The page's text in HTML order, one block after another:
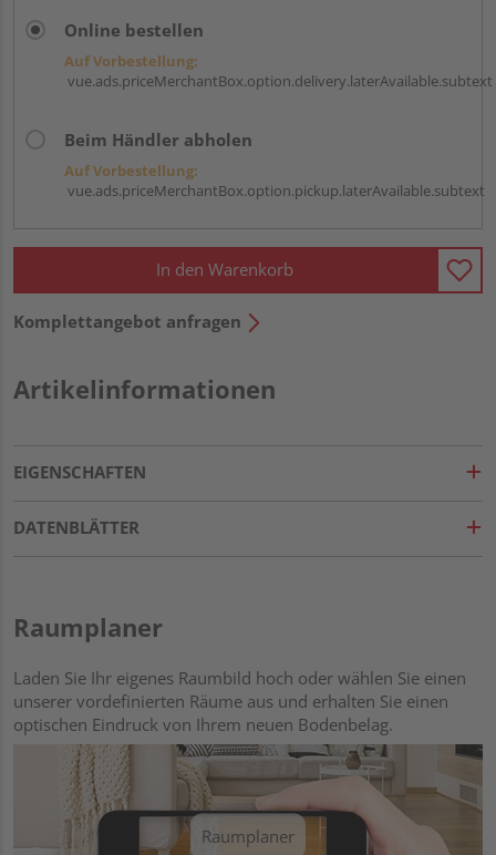
Online bestellen
Auf Vorbestellung:
vue.ads.priceMerchantBox.option.delivery.laterAvailable.subtext
Beim Händler abholen
Auf Vorbestellung:
vue.ads.priceMerchantBox.option.pickup.laterAvailable.subtext
In den Warenkorb
Komplettangebot anfragen
Artikelinformationen
EIGENSCHAFTEN
DATENBLÄTTER
Raumplaner
Laden Sie Ihr eigenes Raumbild hoch oder wählen Sie einen
unserer vordefinierten Räume aus und erhalten Sie einen
optischen Eindruck von Ihrem neuen Bodenbelag.
Raumplaner